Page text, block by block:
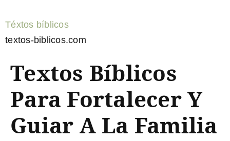
Téxtos bíblicos
textos-biblicos.com
Textos Bíblicos
Para Fortalecer Y
Guiar A La Familia